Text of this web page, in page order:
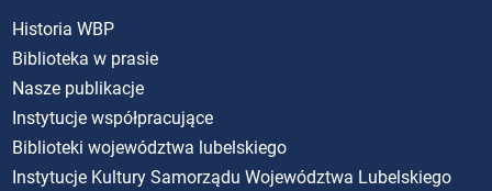
Historia WBP
Biblioteka w prasie
Nasze publikacje
Instytucje współpracujące
Biblioteki województwa lubelskiego
Instytucje Kultury Samorządu Województwa Lubelskiego